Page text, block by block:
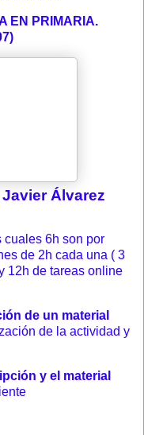
EN PRIMARIA.
Álvarez
cuales 6h son por
de 2h cada una ( 3
12h de tareas online
de un material
de la actividad y
y el material